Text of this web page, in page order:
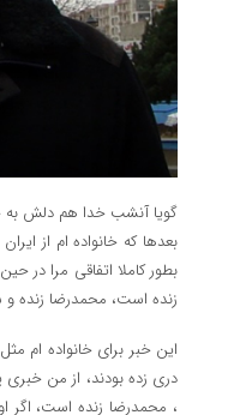
گویا آنشب خدا هم دلش
بعدها که خانواده ام از
بطور کاملا اتفاقی مرا در
زنده است، محمدرضا زنده
این خبر برای خانواده ام
دری زده بودند، از من خبری
، محمدرضا زنده است،